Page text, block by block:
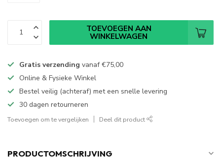
TOEVOEGEN AAN
WINKELWAGEN
Gratis verzending vanaf€75,00
Online & Fysieke Winkel
Bestel veilig (achteraf) met een snelle levering
30 dagen retourneren
Toevoegen om te vergelijken Deel dit product
PRODUCTOMSCHRIJVING